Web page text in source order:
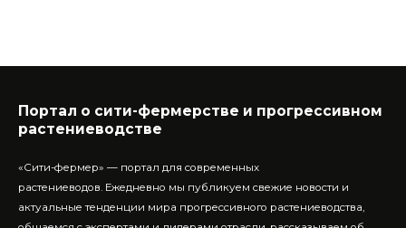
Портал о сити-фермерстве и прогрессивном
растениеводстве
«Сити-фермер» — портал для современных
растениеводов. Ежедневно мы публикуем свежие новости и
актуальные тенденции мира прогрессивного растениеводства,